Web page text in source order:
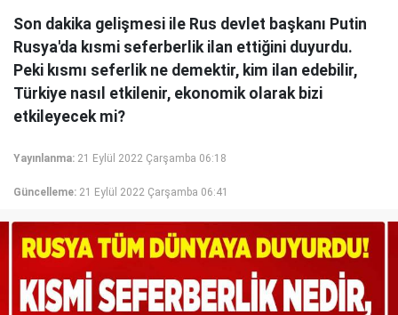
Son dakika gelişmesi ile Rus devlet başkanı Putin
Rusya'da kısmi seferberlik ilan ettiğini duyurdu.
Peki kısmı seferlik ne demektir, kim ilan edebilir,
Türkiye nasıl etkilenir, ekonomik olarak bizi
etkileyecek mi?
Yayınlanma: 21 Eylül 2022 Çarşamba 06:18
Güncelleme: 21 Eylül 2022 Çarşamba 06:41